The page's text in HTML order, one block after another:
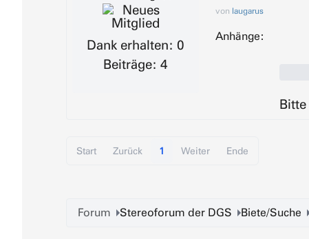
Dank erhalten: 0
Beiträge: 4
von laugarus
Anhänge:
Bitte
Start Zurück 1 Weiter Ende
Forum Stereoforum der DGS Biete/Suche